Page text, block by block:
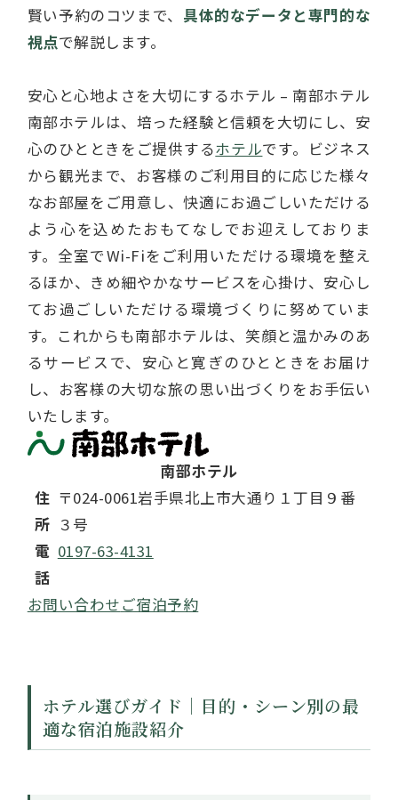
賢い予約のコツまで、 具体的なデータと専門的な
視点で解説します。
安心と心地よさを大切にするホテル – 南部ホテル
南部ホテルは、培った経験と信頼を大切にし、安
心のひとときをご提供するホテルです。ビジネス
から観光まで、お客様のご利用目的に応じた様々
なお部屋をご用意し、快適にお過ごしいただける
よう心を込めたおもてなしでお迎えしておりま
す。全室でWi-Fiをご利用いただける環境を整え
るほか、きめ細やかなサービスを心掛け、安心し
てお過ごしいただける環境づくりに努めていま
す。これからも南部ホテルは、笑顔と温かみのあ
るサービスで、安心と寛ぎのひとときをお届け
し、お客様の大切な旅の思い出づくりをお手伝い
いたします。
南部ホテル
住
所
〒024-0061岩手県北上市大通り１丁目９番
３号
電
話
0197-63-4131
お問い合わせご宿泊予約
ホテル選びガイド｜目的・シーン別の最
適な宿泊施設紹介